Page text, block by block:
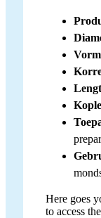
Here goes
to access